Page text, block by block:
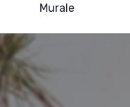
Murale